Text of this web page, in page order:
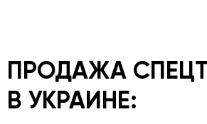
ПРОДАЖА
В УКРАИНЕ: